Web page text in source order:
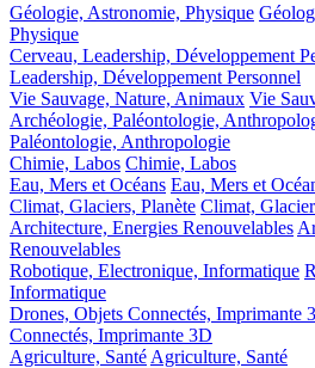
Géologie, Astronomie, Physique
Physique
Cerveau, Leadership, Développement
Leadership, Développement Personnel
Vie Sauvage, Nature, Animaux Vie
Archéologie, Paléontologie,
Paléontologie, Anthropologie
Chimie, Labos Chimie, Labos
Eau, Mers et Océans Eau, Mers et
Climat, Glaciers, Planète Climat,
Architecture, Energies Renouvelables
Renouvelables
Robotique, Electronique, Informatique
Informatique
Drones, Objets Connectés, Imprimante
Connectés, Imprimante 3D
Agriculture, Santé Agriculture, Santé